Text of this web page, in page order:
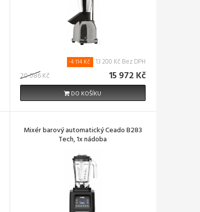
20 086 Kč
-4 114 Kč 13 200 Kč Bez DPH
15 972 Kč
DO KOŠÍKU
Mixér barový automatický Ceado B283
Tech, 1x nádoba